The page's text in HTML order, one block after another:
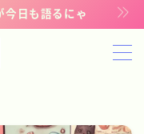
今日も語るにゃ